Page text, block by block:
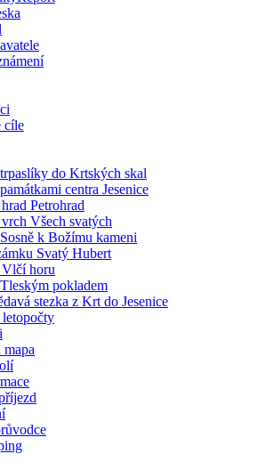
cíle
do Krtských skal
centra Jesenice
Petrohrad
Všech svatých
k Božímu kameni
Svatý Hubert
horu
pokladem
stezka z Krt do Jesenice
letopočty